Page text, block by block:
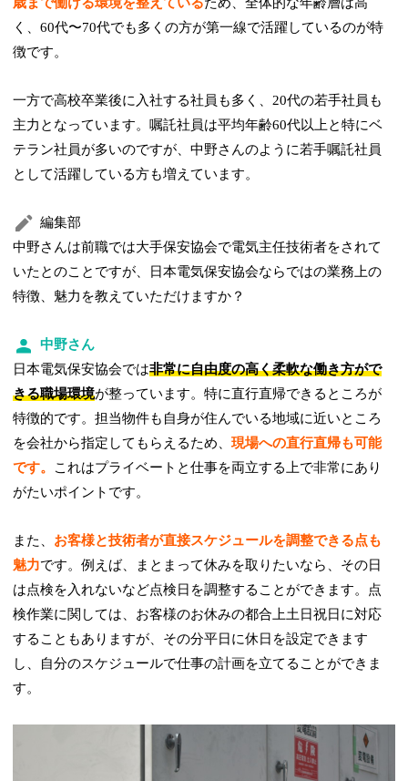
歳まで働ける環境を整えているため、全体的な年齢層は高
く、60代〜70代でも多くの方が第一線で活躍しているのが特
徴です。
一方で高校卒業後に入社する社員も多く、20代の若手社員も
主力となっています。嘱託社員は平均年齢60代以上と特にベ
テラン社員が多いのですが、中野さんのように若手嘱託社員
として活躍している方も増えています。
編集部
中野さんは前職では大手保安協会で電気主任技術者をされて
いたとのことですが、日本電気保安協会ならではの業務上の
特徴、魅力を教えていただけますか？
中野さん
日本電気保安協会では非常に自由度の高く柔軟な働き方がで
きる職場環境が整っています。特に直行直帰できるところが
特徴的です。担当物件も自身が住んでいる地域に近いところ
を会社から指定してもらえるため、現場への直行直帰も可能
です。
これはプライベートと仕事を両立する上で非常にあり
がたいポイントです。
また、 お客様と技術者が直接スケジュールを調整できる点も
魅力です。例えば、まとまって休みを取りたいなら、その日
は点検を入れないなど点検日を調整することができます。点
検作業に関しては、お客様のお休みの都合上土日祝日に対応
することもありますが、その分平日に休日を設定できます
し、自分のスケジュールで仕事の計画を立てることができま
す。